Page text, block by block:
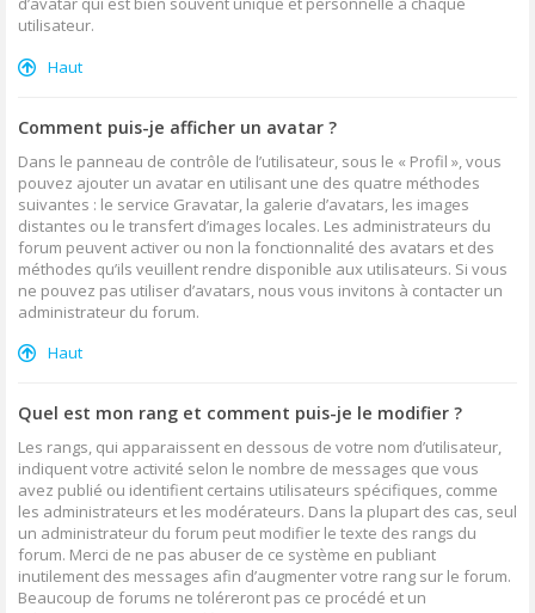
utilisateur.
Haut
Comment puis-je afficher un avatar ?
Dans le panneau de contrôle de l’utilisateur, sous le « Profil », vous
pouvez ajouter un avatar en utilisant une des quatre méthodes
suivantes : le service Gravatar, la galerie d’avatars, les images
distantes ou le transfert d’images locales. Les administrateurs du
forum peuvent activer ou non la fonctionnalité des avatars et des
méthodes qu’ils veuillent rendre disponible aux utilisateurs. Si vous
ne pouvez pas utiliser d’avatars, nous vous invitons à contacter un
administrateur du forum.
Haut
Quel est mon rang et comment puis-je le modifier ?
Les rangs, qui apparaissent en dessous de votre nom d’utilisateur,
indiquent votre activité selon le nombre de messages que vous
avez publié ou identifient certains utilisateurs spécifiques, comme
les administrateurs et les modérateurs. Dans la plupart des cas, seul
un administrateur du forum peut modifier le texte des rangs du
forum. Merci de ne pas abuser de ce système en publiant
inutilement des messages afin d’augmenter votre rang sur le forum.
Beaucoup de forums ne toléreront pas ce procédé et un